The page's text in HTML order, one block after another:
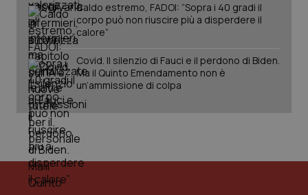
Caldo estremo, FADOI: “Sopra i 40 gradi il
corpo può non riuscire più a disperdere il
calore”
Covid. Il silenzio di Fauci e il perdono di Biden.
Ma il Quinto Emendamento non è
un’ammissione di colpa